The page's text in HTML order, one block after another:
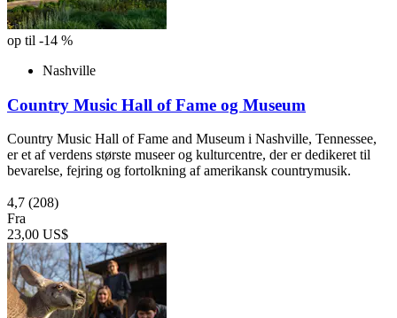
op til -14 %
Nashville
Country Music Hall of Fame og Museum
Country Music Hall of Fame and Museum i Nashville, Tennessee,
er et af verdens største museer og kulturcentre, der er dedikeret til
bevarelse, fejring og fortolkning af amerikansk countrymusik.
4,7 (208)
Fra
23,00 US$